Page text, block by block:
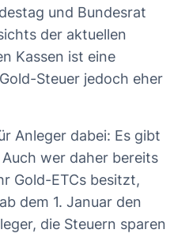
und Bundesrat
der aktuellen
Kassen ist eine
Steuer jedoch eher
Anleger dabei: Es gibt
wer daher bereits
Gold-ETCs besitzt,
dem 1. Januar den
die Steuern sparen